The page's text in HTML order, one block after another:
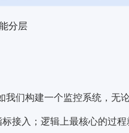
分层
我们构建一个监控系统，无
接入；逻辑上最核心的过